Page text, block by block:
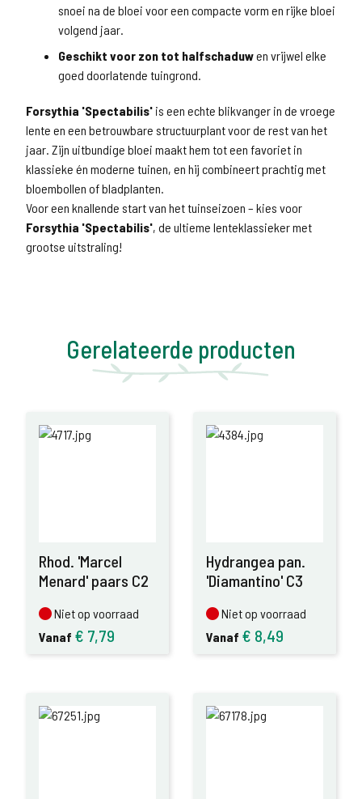
snoei na de bloei voor een compacte vorm en rijke bloei
volgend jaar.
Geschikt voor zon tot halfschaduwen vrijwel elke
goed doorlatende tuingrond.
Forsythia 'Spectabilis' is een echte blikvanger in de vroege
lente en een betrouwbare structuurplant voor de rest van het
jaar. Zijn uitbundige bloei maakt hem tot een favoriet in
klassieke én moderne tuinen, en hij combineert prachtig met
bloembollen of bladplanten.
Voor een knallende start van het tuinseizoen – kies voor
Forsythia 'Spectabilis', de ultieme lenteklassieker met
grootse uitstraling!
Gerelateerde producten
Rhod. 'Marcel
Menard' paars C2
Niet op voorraad
Niet op voorraad
Vanaf € 7,79
Hydrangea pan.
'Diamantino' C3
Niet op voorraad
Niet op voorraad
Vanaf € 8,49